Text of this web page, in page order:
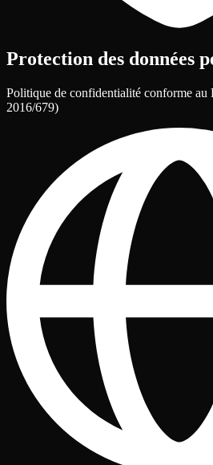
Protection des données
Politique de confidentialité conforme
2016/679)